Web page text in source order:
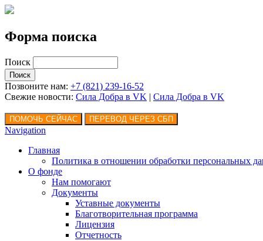
Форма поиска
Поиск
Позвоните нам: +7 (821) 239-16-52
Свежие новости: Сила Добра в VK | Сила Добра в VK
Navigation
Главная
Политика в отношении обработки персональных
О фонде
Нам помогают
Документы
Уставные документы
Благотворительная программа
Лицензия
Отчетность